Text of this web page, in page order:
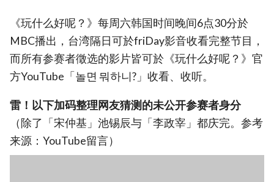
《玩什么好呢？》每周六韩国时间晚间6点30分於
MBC播出，台湾隔日可於friDay影音收看完整节目，
而所有参赛者徵选的影片皆可於《玩什么好呢？》官
方YouTube「‎놀면 뭐하니?‎」‎收看、收听。
雷！以下加码整理网友猜测的未公开参赛者身分
（除了「宋仲基」池锡辰与「李政宰」都庆完。参考
来源：YouTube留言）